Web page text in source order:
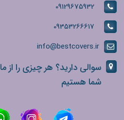
09129675932
09353266617
info@bestcovers.ir
سوالی دارید؟ هر چیزی را از
شما هستیم